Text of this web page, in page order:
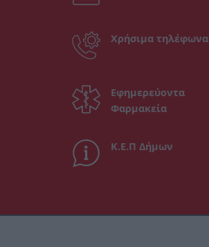
Χρήσιμα τηλέφωνα
Εφημερεύοντα
Φαρμακεία
Κ.Ε.Π Δήμων